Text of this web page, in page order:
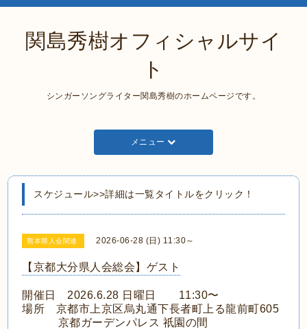
関島秀樹オフィシャルサイ
ト
シンガーソングライター関島秀樹のホームページです。
メニュー
スケジュール>>詳細は一覧タイトルをクリック！
熊本県人会関連 2026-06-28 (日) 11:30～
【京都大分県人会総会】ゲスト
開催日 2026.6.28 日曜日
11:30〜
場所 京都市上京区烏丸通下長者町上る龍前町605
京都ガーデンパレス 祇園の間